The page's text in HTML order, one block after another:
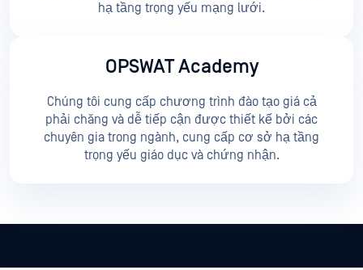
hạ tầng trọng yếu mạng lưới.
OPSWAT Academy
Chúng tôi cung cấp chương trình đào tạo giá cả
phải chăng và dễ tiếp cận được thiết kế bởi các
chuyên gia trong ngành, cung cấp cơ sở hạ tầng
trọng yếu giáo dục và chứng nhận.